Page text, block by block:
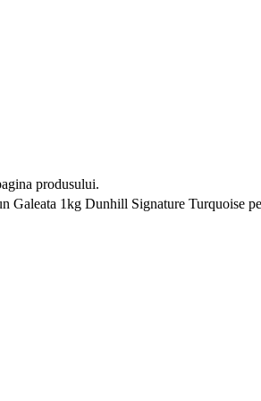
produsului.
Galeata 1kg Dunhill Signature Turquoise